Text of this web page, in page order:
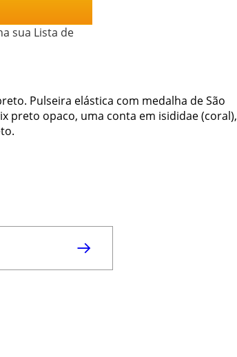
sua Lista de
Pulseira elástica com medalha de São
preto opaco, uma conta em isididae (coral),